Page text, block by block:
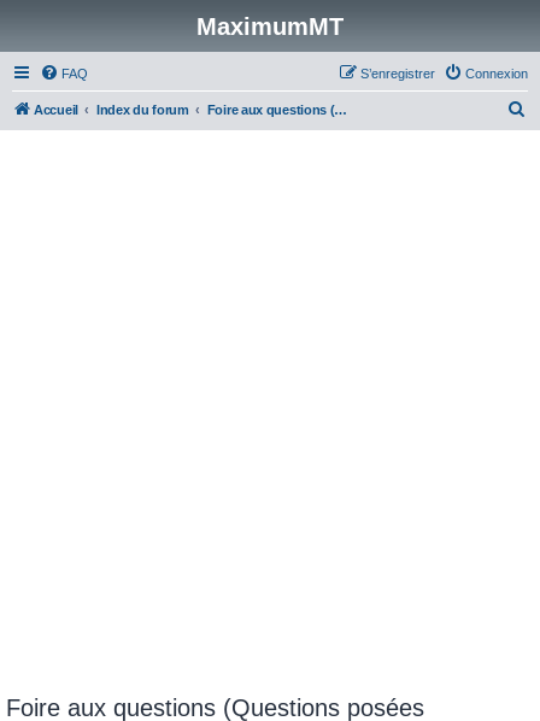
MaximumMT
FAQ Connexion
S’enregistrer
Accueil Index du forum Foire aux questions (Questions posées fréquemment)
Foire aux questions (Questions posées